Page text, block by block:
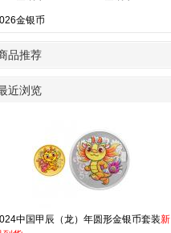
金银币
品推荐
近浏览
中国甲辰（龙）年圆形金银币套装新